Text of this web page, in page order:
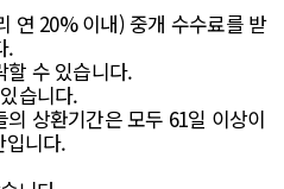
연 20% 이내) 중개 수수료를 받
.
할 수 있습니다.
습니다.
상환기간은 모두 61일 이상이
입니다.